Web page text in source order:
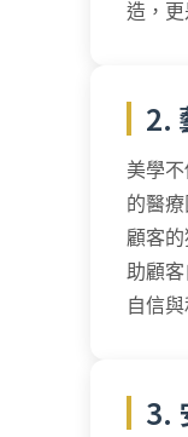
造，更
2.
美學
的醫
顧客
助顧
自信與
3.